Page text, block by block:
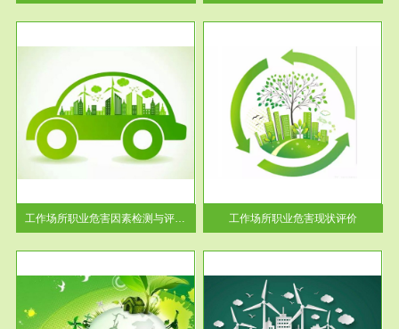
工作场所职业危害因素检测与评价...
服务范围
工作场所职业危害现状评价
【现状评价意义】：具体因素---
-通过质谱分析等多种手段明确
工作场...
工作场所职业危害现状评价
服务范围